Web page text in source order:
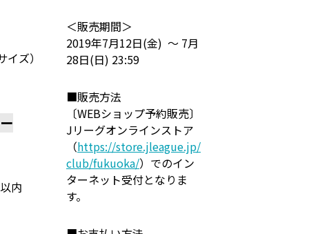
ズ）
内
＜販売期間＞
2019年7月12日(金) ～ 7月
28日(日) 23:59
■販売方法
〔WEBショップ予約販売〕
Jリーグオンラインストア
（https://store.jleague.jp/
club/fukuoka/）でのイン
ターネット受付となりま
す。